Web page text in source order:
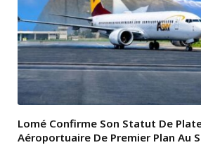
Lomé Confirme Son Statut De
Aéroportuaire De Premier Plan Au